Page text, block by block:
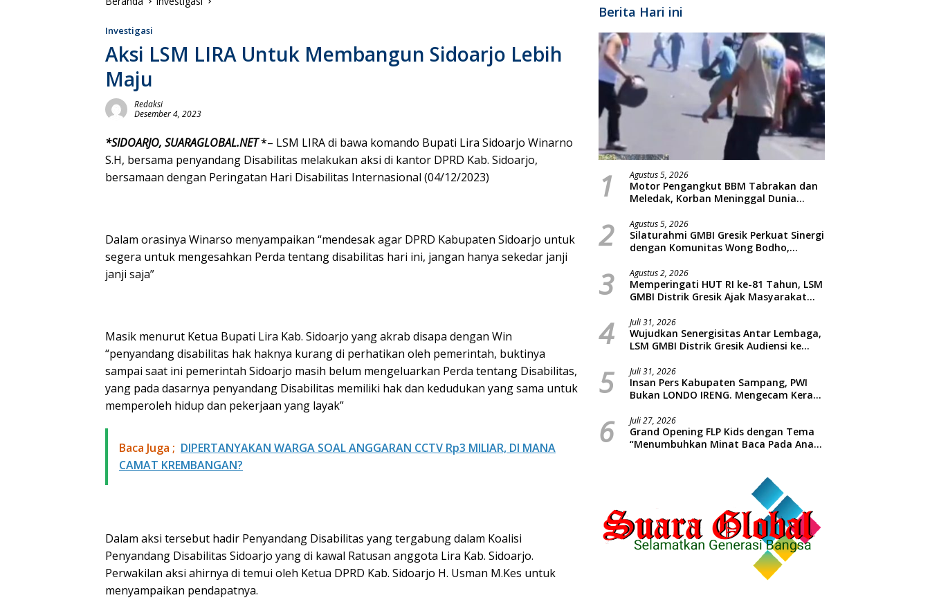
Investigasi
Aksi LSM LIRA Untuk Membangun Sidoarjo Lebih
Maju
Redaksi
Desember 4, 2023
*SIDOARJO, SUARAGLOBAL.NET*– LSM LIRA di bawa komando Bupati Lira Sidoarjo Winarno
S.H, bersama penyandang Disabilitas melakukan aksi di kantor DPRD Kab. Sidoarjo,
bersamaan dengan Peringatan Hari Disabilitas Internasional (04/12/2023)
Dalam orasinya Winarso menyampaikan “mendesak agar DPRD Kabupaten Sidoarjo untuk
segera untuk mengesahkan Perda tentang disabilitas hari ini, jangan hanya sekedar janji
janji saja”
Masik menurut Ketua Bupati Lira Kab. Sidoarjo yang akrab disapa dengan Win
“penyandang disabilitas hak haknya kurang di perhatikan oleh pemerintah, buktinya
sampai saat ini pemerintah Sidoarjo masih belum mengeluarkan Perda tentang Disabilitas,
yang pada dasarnya penyandang Disabilitas memiliki hak dan kedudukan yang sama untuk
memperoleh hidup dan pekerjaan yang layak”
Baca Juga ; ​DIPERTANYAKAN WARGA SOAL ANGGARAN CCTV Rp3 MILIAR, DI MANA
CAMAT KREMBANGAN?
Dalam aksi tersebut hadir Penyandang Disabilitas yang tergabung dalam Koalisi
Penyandang Disabilitas Sidoarjo yang di kawal Ratusan anggota Lira Kab. Sidoarjo.
Perwakilan aksi ahirnya di temui oleh Ketua DPRD Kab. Sidoarjo H. Usman M.Kes untuk
menyampaikan pendapatnya.
Berita Hari ini
1 Agustus 5, 2026
Motor Pengangkut BBM Tabrakan dan
Meledak, Korban Meninggal Dunia
2 Agustus 5, 2026
Silaturahmi GMBI Gresik Perkuat Sinergi
dengan Komunitas Wong Bodho,
Reggae Vespa Menjelang Acara
Sunatan Massal dan Santunan Anak
Yatim
3 Agustus 2, 2026
Memperingati HUT RI ke-81 Tahun, LSM
GMBI Distrik Gresik Ajak Masyarakat
4 Juli 31, 2026
Wujudkan Senergisitas Antar Lembaga,
LSM GMBI Distrik Gresik Audiensi ke
Dilanjutkan Giat Sosial Santunan Anak
Yatim Piatu
5 Juli 31, 2026
Insan Pers Kabupaten Sampang, PWI
Bukan LONDO IRENG. Mengecam Keras
Republik Indonesia
6 Juli 27, 2026
Grand Opening FLP Kids dengan Tema
“Menumbuhkan Minat Baca Pada Anak